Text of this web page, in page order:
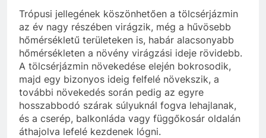
Trópusi jellegének köszönhetően a tölcsérjázmin
az év nagy részében virágzik, még a hűvösebb
hőmérsékletű területeken is, habár alacsonyabb
hőmérsékleten a növény virágzási ideje rövidebb.
A tölcsérjázmin növekedése elején bokrosodik,
majd egy bizonyos ideig felfelé növekszik, a
további növekedés során pedig az egyre
hosszabbodó szárak súlyuknál fogva lehajlanak,
és a cserép, balkonláda vagy függőkosár oldalán
áthajolva lefelé kezdenek lógni.